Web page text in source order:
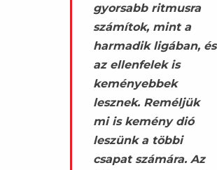
gyorsabb ritmusra
számítok, mint a
harmadik ligában, és
az ellenfelek is
keményebbek
lesznek. Reméljük
mi is kemény dió
leszünk a többi
csapat számára. Az